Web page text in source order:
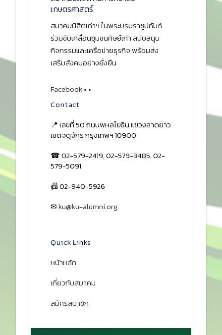
เกษตรศาสตร์
สมาคมนิสิตเก่าฯ ในพระบรมราชูปถัมภ์
ร่วมขับเคลื่อนชุมชนศิษย์เก่า สนับสนุน
กิจกรรมและเครือข่ายธุรกิจ พร้อมส่ง
เสริมสังคมอย่างยั่งยืน
Facebook• •
Contact
📍 เลขที่ 50 ถนนพหลโยธิน แขวงลาดยาว
เขตจตุจักร กรุงเทพฯ 10900
☎ 02-579-2419, 02-579-3485, 02-
579-5091
📠 02-940-5926
✉ku@ku-alumni.org
Quick Links
หน้าหลัก
เกี่ยวกับสมาคม
สมัครสมาชิก